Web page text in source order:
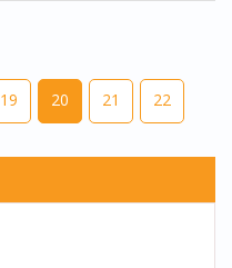
19 20 21 22